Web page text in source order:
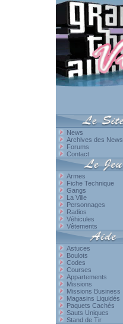
News
Archives des News
Forums
Contact
Armes
Fiche Technique
Gangs
La Ville
Personnages
Radios
Véhicules
Vêtements
Astuces
Boulots
Codes
Courses
Appartements
Missions
Missions Business
Magasins Liquidés
Paquets Cachés
Sauts Uniques
Stand de Tir